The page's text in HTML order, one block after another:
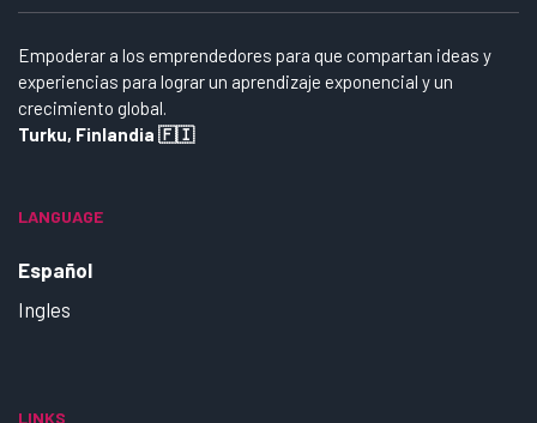
Empoderar a los emprendedores para que compartan ideas y
experiencias para lograr un aprendizaje exponencial y un
crecimiento global.
Turku, Finlandia 🇫🇮
LANGUAGE
Español
Ingles
LINKS